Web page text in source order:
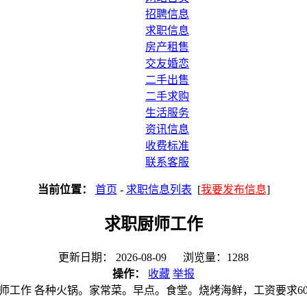
招聘信息
求职信息
房产租售
交友婚恋
二手出售
二手求购
生活服务
资讯信息
收费标准
联系客服
当前位置： 首页 - 求职信息列表 [我要发布信息]
求职厨师工作
更新日期： 2026-08-09 浏览量：1288
操作：
收藏 举报
工作 各种火锅。家常菜。早点。食堂。烧烤海鲜，工资要求